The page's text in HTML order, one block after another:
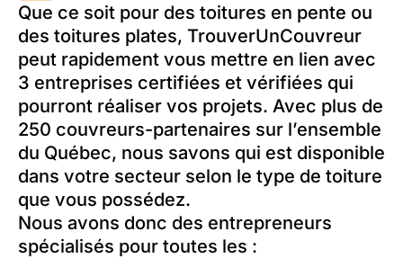
Que ce soit pour des toitures en pente ou
des toitures plates, TrouverUnCouvreur
peut rapidement vous mettre en lien avec
3 entreprises certifiées et vérifiées qui
pourront réaliser vos projets. Avec plus de
250 couvreurs-partenaires sur l’ensemble
du Québec, nous savons qui est disponible
dans votre secteur selon le type de toiture
que vous possédez.
Nous avons donc des entrepreneurs
spécialisés pour toutes les :